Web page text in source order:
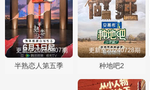
更新至20260807期
半熟恋人第五季
更新至20240728期
种地吧2